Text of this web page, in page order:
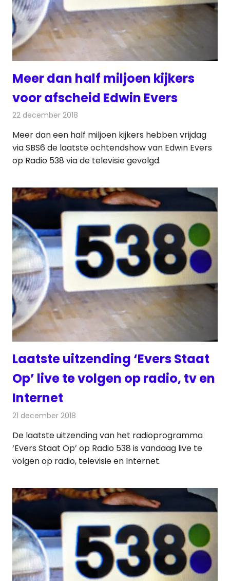
Meer dan half miljoen kijkers
voor afscheid Edwin Evers
22 december 2018
Meer dan een half miljoen kijkers hebben vrijdag
via SBS6 de laatste ochtendshow van Edwin Evers
op Radio 538 via de televisie gevolgd.
Laatste uitzending ‘Evers Staat
Op’ live te volgen op radio, tv en
Internet
21 december 2018
De laatste uitzending van het radioprogramma
‘Evers Staat Op’ op Radio 538 is vandaag live te
volgen op radio, televisie en Internet.